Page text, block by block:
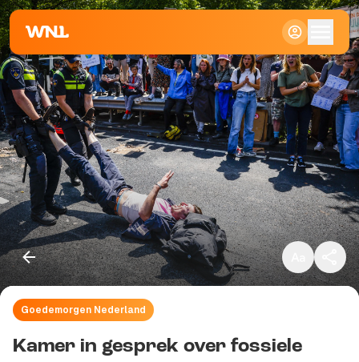
Klein
Standaard
Groot
Goedemorgen Nederland
Kamer in gesprek over fossiele